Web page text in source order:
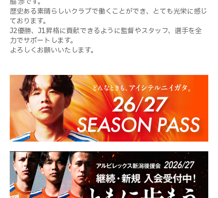
歴史ある素晴らしいクラブで働くことができ、とても光栄に感じ
ております。
J2優勝、J1昇格に貢献できるように監督やスタッフ、選手を全
力でサポートします。
よろしくお願いいたします。